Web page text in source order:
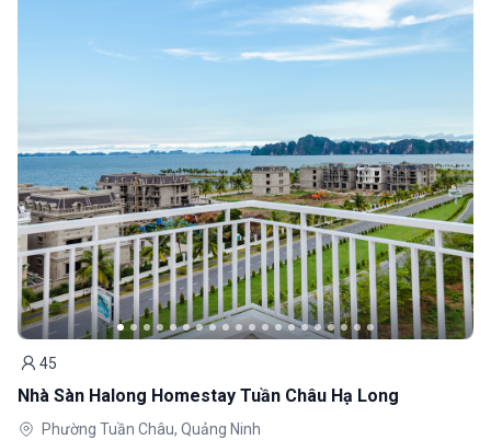
Khách
45
Nhà Sàn Halong Homestay Tuần Châu Hạ Long
Phường Tuần Châu, Quảng Ninh